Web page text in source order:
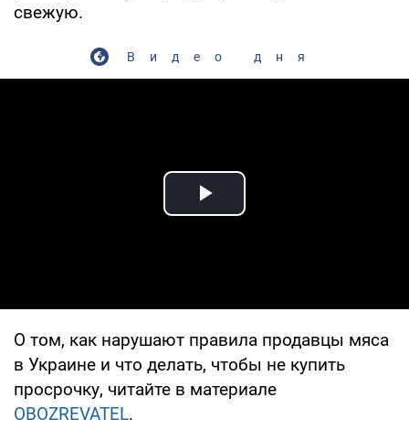
свежую.
Видео дня
Play Video
О том, как нарушают правила продавцы мяса
в Украине и что делать, чтобы не купить
просрочку, читайте в материале
OBOZREVATEL.